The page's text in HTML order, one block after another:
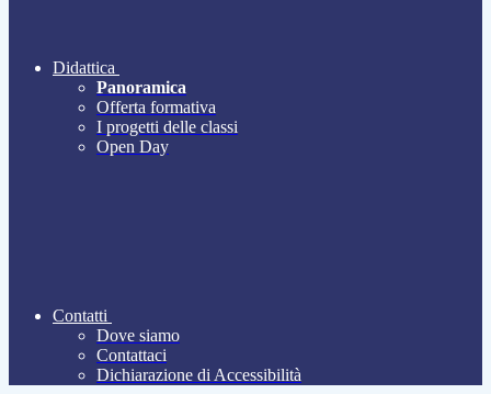
Didattica
Panoramica
Offerta formativa
I progetti delle classi
Open Day
Contatti
Dove siamo
Contattaci
Dichiarazione di Accessibilità